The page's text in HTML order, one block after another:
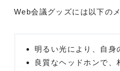
Web会議グッズには以下の
明るい光により、自身
良質なヘッドホンで、